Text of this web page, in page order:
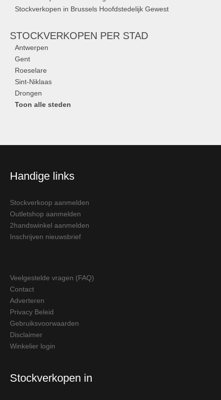
Stockverkopen in Brussels Hoofdstedelijk Gewest
STOCKVERKOPEN PER STAD
Antwerpen
Gent
Roeselare
Sint-Niklaas
Drongen
Toon alle steden
Handige links
Stockverkoop aanmelden
Outletshop aanmelden
2handswinkel aanmelden
Inschrijven nieuwsbrief
Veelgestelde vragen (FAQ)
Contact
Adverteren
Privacy Beleid
Gebruiksvoorwaarden
Disclaimer
Winkelier login
Stockverkopen in